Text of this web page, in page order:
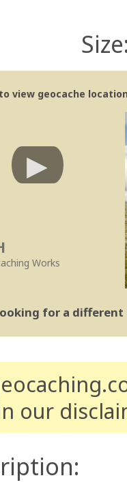
to view geocache
Works
for a different
our